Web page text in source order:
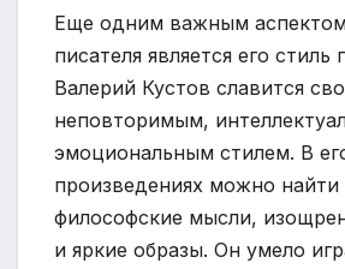
Еще одним важным
писателя является его стиль
Валерий Кустов славится
неповторимым,
эмоциональным стилем. В
произведениях можно найти
философские мысли,
и яркие образы. Он умело